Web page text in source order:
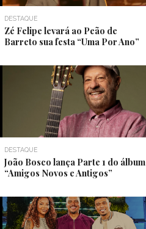
DESTAQUE
Zé Felipe levará ao Peão de
Barreto sua festa “Uma Por Ano”
DESTAQUE
João Bosco lança Parte 1 do álbum
“Amigos Novos e Antigos”